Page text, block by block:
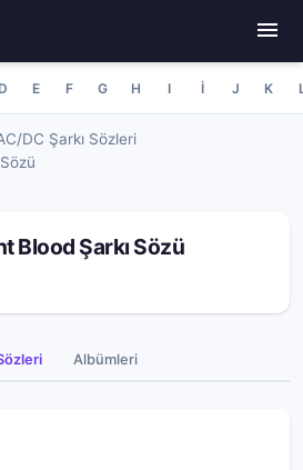
D E F G H I İ J K
DC Şarkı Sözleri
Blood Şarkı Sözü
Albümleri